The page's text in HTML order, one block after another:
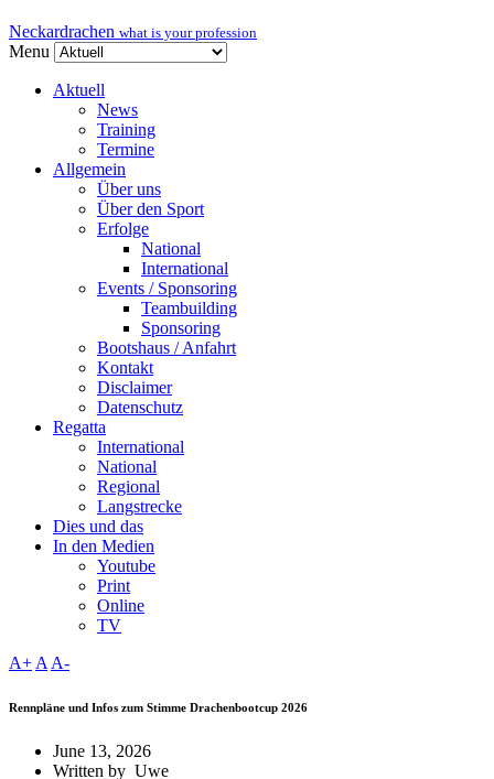
Neckardrachen what is your profession
Menu
Aktuell
News
Training
Termine
Allgemein
Über uns
Über den Sport
Erfolge
National
International
Events / Sponsoring
Teambuilding
Sponsoring
Bootshaus / Anfahrt
Kontakt
Disclaimer
Datenschutz
Regatta
International
National
Regional
Langstrecke
Dies und das
In den Medien
Youtube
Print
Online
TV
A+ A A-
Rennpläne und Infos zum Stimme Drachenbootcup 2026
June 13, 2026
Written by Uwe